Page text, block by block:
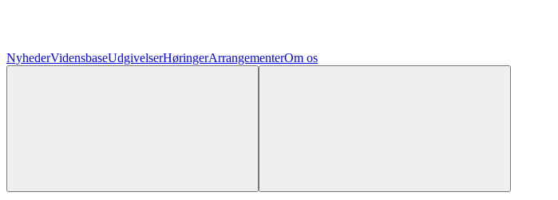
NyhederVidensbaseUdgivelserHøringerArrangementerOm os